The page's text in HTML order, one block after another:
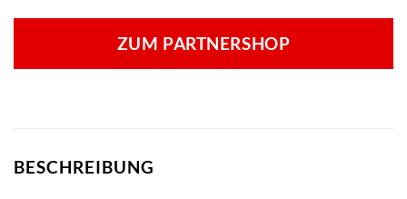
ZUM PARTNERSHOP
BESCHREIBUNG